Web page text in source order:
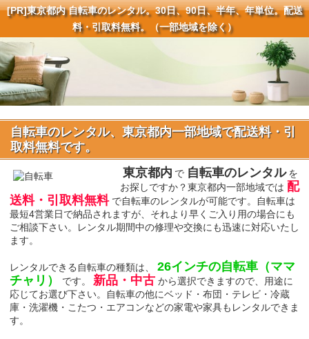
[PR]東京都内 自転車のレンタル。30日、90日、半年、年単位。配送
料・引取料無料。（一部地域を除く）
自転車のレンタル、東京都内一部地域で配送料・引
取料無料です。
東京都内 で 自転車のレンタル を
お探しですか？東京都内一部地域では 配
送料・引取料無料 で自転車のレンタルが可能です。自転車は
最短4営業日で納品されますが、それより早くご入り用の場合にも
ご相談下さい。レンタル期間中の修理や交換にも迅速に対応いたし
ます。
レンタルできる自転車の種類は、
26インチの自転車（ママ
チャリ）
です。 新品・中古 から選択できますので、用途に
応じてお選び下さい。自転車の他にベッド・布団・テレビ・冷蔵
庫・洗濯機・こたつ・エアコンなどの家電や家具もレンタルできま
す。